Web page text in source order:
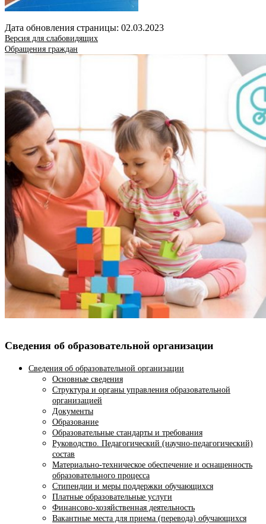
Дата обновления страницы: 02.03.2023
Версия для слабовидящих
Обращения граждан
Сведения об образовательной организации
Сведения об образовательной организации
Основные сведения
Структура и органы управления образовательной
организацией
Документы
Образование
Образовательные стандарты и требования
Руководство. Педагогический (научно-педагогический)
состав
Материально-техническое обеспечение и оснащенность
образовательного процесса
Стипендии и меры поддержки обучающихся
Платные образовательные услуги
Финансово-хозяйственная деятельность
Вакантные места для приема (перевода) обучающихся